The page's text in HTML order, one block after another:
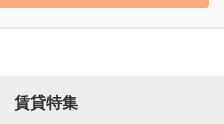
賃貸特集